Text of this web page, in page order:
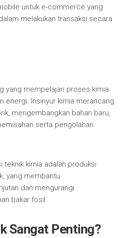
untuk e-commerce yang
melakukan transaksi secara
yang mempelajari proses kimia
energi. Insinyur kimia merancang
mengembangkan bahan baru,
serta pengolahan
teknik kimia adalah produksi
yang membantu
dan mengurangi
bakar fosil.
Sangat Penting?